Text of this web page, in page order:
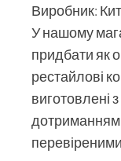
Виробник:
У нашому
придбати як
рестайлові
виготовлені
дотриманням